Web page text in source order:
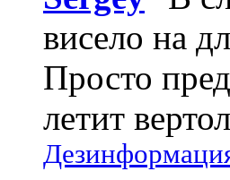
висело на
Просто
летит